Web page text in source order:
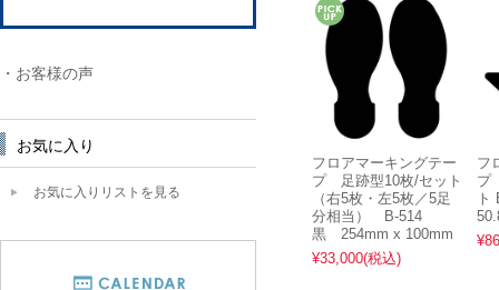
フロアマーキングテー
プ 足跡型10枚/セット
（右5枚・左5枚／5足
分相当） B-514
黒 254mm x 100mm
¥33,000(税込)
フ
プ
・お客様の声
お気に入り
お気に入りリストを見る